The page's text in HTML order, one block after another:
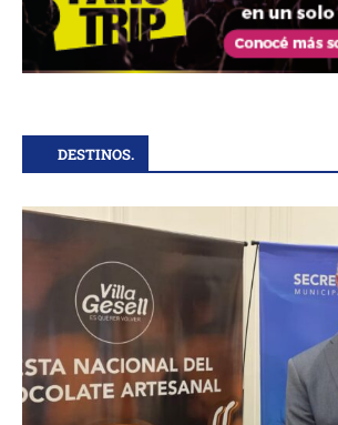
DESTINOS.